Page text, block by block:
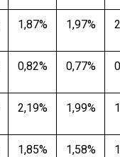
1,87% 1,97%
0,82% 0,77%
2,19% 1,99%
1,85% 1,58%